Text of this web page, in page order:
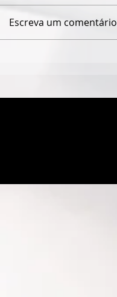
AGOSTO
Escreva um comentário